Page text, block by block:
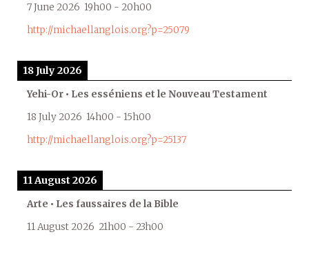
7 June 2026 19h00 - 20h00
http://michaellanglois.org?p=25079
18 July 2026
Yehi-Or • Les esséniens et le Nouveau Testament
18 July 2026 14h00 - 15h00
http://michaellanglois.org?p=25137
11 August 2026
Arte • Les faussaires de la Bible
11 August 2026 21h00 - 23h00